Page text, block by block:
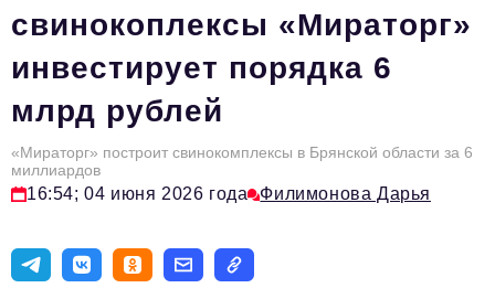
HR
Персона номера
Инфраструктура развития
Технологии и тренды
Туризм
Мероприятия
свинокоплексы «Мираторг»
инвестирует порядка 6
млрд рублей
«Мираторг» построит свинокомплексы в Брянской области за 6
миллиардов
16:54; 04 июня 2026 года Филимонова Дарья